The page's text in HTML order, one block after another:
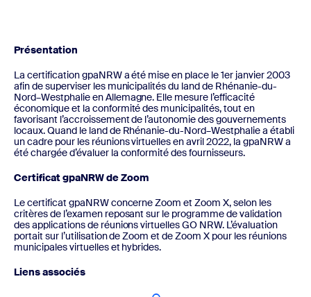
Présentation
La certification gpaNRW a été mise en place le 1er janvier 2003
afin de superviser les municipalités du land de Rhénanie-du-
Nord–Westphalie en Allemagne. Elle mesure l’efficacité
économique et la conformité des municipalités, tout en
favorisant l’accroissement de l’autonomie des gouvernements
locaux. Quand le land de Rhénanie-du-Nord–Westphalie a établi
un cadre pour les réunions virtuelles en avril 2022, la gpaNRW a
été chargée d’évaluer la conformité des fournisseurs.
Certificat gpaNRW de Zoom
Le certificat gpaNRW concerne Zoom et Zoom X, selon les
critères de l’examen reposant sur le programme de validation
des applications de réunions virtuelles GO NRW. L’évaluation
portait sur l’utilisation de Zoom et de Zoom X pour les réunions
municipales virtuelles et hybrides.
Liens associés